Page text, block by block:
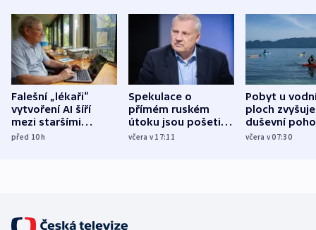
Falešní „lékaři“
vytvoření AI šíří
mezi staršími
Poláky nebezpečné
před 10h
Spekulace o
přímém ruském
útoku jsou pošetilé,
míní estonský
včera v 17:11
Pobyt u
ploch zvyšuje
duševní
ukázala
včera v 07:30